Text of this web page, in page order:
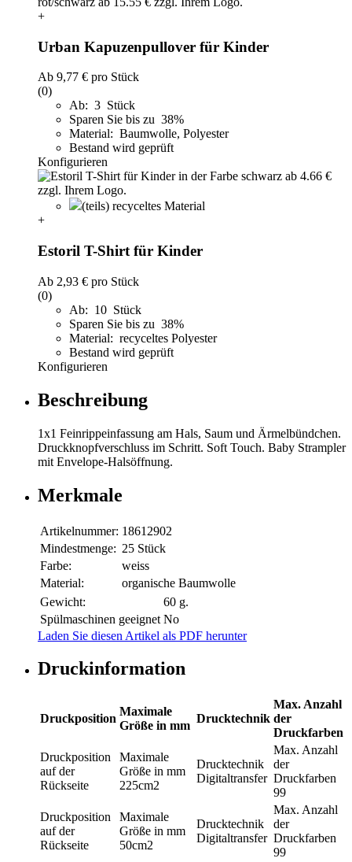
+
Urban Kapuzenpullover für Kinder
Ab 9,77 € pro Stück
(0)
Ab: 3 Stück
Sparen Sie bis zu 38%
Material: Baumwolle, Polyester
Bestand wird geprüft
Konfigurieren
(teils) recyceltes Material
+
Estoril T-Shirt für Kinder
Ab 2,93 € pro Stück
(0)
Ab: 10 Stück
Sparen Sie bis zu 38%
Material: recyceltes Polyester
Bestand wird geprüft
Konfigurieren
Beschreibung
1x1 Feinrippeinfassung am Hals, Saum und Ärmelbündchen.
Druckknopfverschluss im Schritt. Soft Touch. Baby Strampler
mit Envelope-Halsöffnung.
Merkmale
Artikelnummer: 18612902
Mindestmenge: 25 Stück
Farbe:
weiss
Material:
organische Baumwolle
Gewicht:
60 g.
Spülmaschinen geeignet No
Laden Sie diesen Artikel als PDF herunter
Druckinformation
Druckposition
Maximale
Größe in mm
Drucktechnik
Max. Anzahl
der
Druckfarben
Druckposition
auf der
Rückseite
Maximale
Größe in mm
225cm2
Drucktechnik
Digitaltransfer
Max. Anzahl
der
Druckfarben
99
Druckposition
auf der
Rückseite
Maximale
Größe in mm
50cm2
Drucktechnik
Digitaltransfer
Max. Anzahl
der
Druckfarben
99